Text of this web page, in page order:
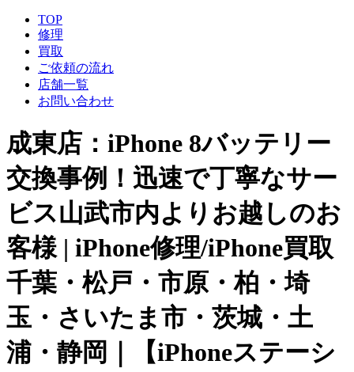
TOP
修理
買取
ご依頼の流れ
店舗一覧
お問い合わせ
成東店：iPhone 8バッテリー
交換事例！迅速で丁寧なサー
ビス山武市内よりお越しのお
客様 | iPhone修理/iPhone買取
千葉・松戸・市原・柏・埼
玉・さいたま市・茨城・土
浦・静岡｜【iPhoneステーシ